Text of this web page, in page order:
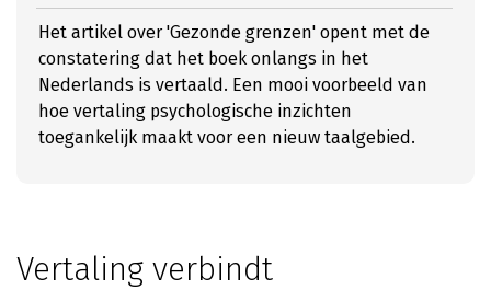
Het artikel over 'Gezonde grenzen' opent met de
constatering dat het boek onlangs in het
Nederlands is vertaald. Een mooi voorbeeld van
hoe vertaling psychologische inzichten
toegankelijk maakt voor een nieuw taalgebied.
Vertaling verbindt